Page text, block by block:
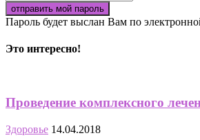
Пароль будет выслан Вам по
Это интересно!
Проведение комплексного
Здоровье 14.04.2018